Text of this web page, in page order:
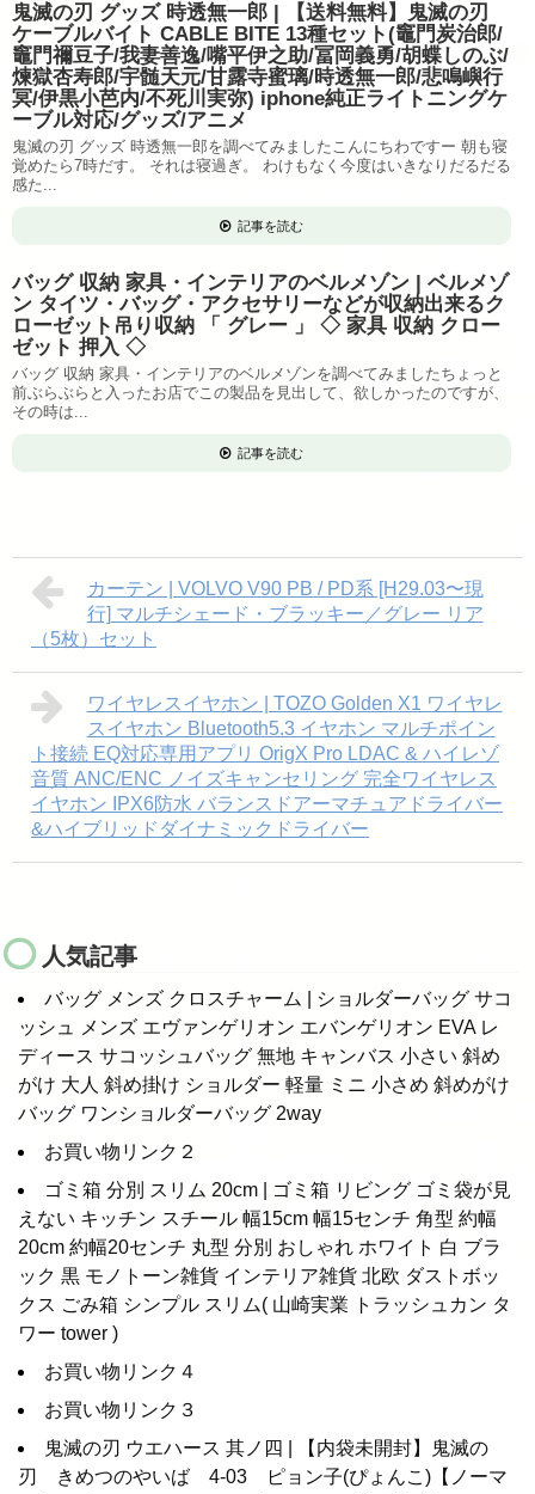
鬼滅の刃 グッズ 時透無一郎 | 【送料無料】鬼滅の刃
ケーブルバイト CABLE BITE 13種セット(竈門炭治郎/
竈門禰豆子/我妻善逸/嘴平伊之助/冨岡義勇/胡蝶しのぶ/
煉獄杏寿郎/宇髄天元/甘露寺蜜璃/時透無一郎/悲鳴嶼行
冥/伊黒小芭内/不死川実弥) iphone純正ライトニングケ
ーブル対応/グッズ/アニメ
鬼滅の刃 グッズ 時透無一郎を調べてみましたこんにちわですー 朝も寝
覚めたら7時だす。 それは寝過ぎ。 わけもなく今度はいきなりだるだる
感た...
記事を読む
バッグ 収納 家具・インテリアのベルメゾン | ベルメゾ
ン タイツ・バッグ・アクセサリーなどが収納出来るク
ローゼット吊り収納 「 グレー 」 ◇ 家具 収納 クロー
ゼット 押入 ◇
バッグ 収納 家具・インテリアのベルメゾンを調べてみましたちょっと
前ぶらぶらと入ったお店でこの製品を見出して、欲しかったのですが、
その時は...
記事を読む
カーテン | VOLVO V90 PB / PD系 [H29.03〜現
行] マルチシェード・ブラッキー／グレー リア
（5枚）セット
ワイヤレスイヤホン | TOZO Golden X1 ワイヤレ
スイヤホン Bluetooth5.3 イヤホン マルチポイン
ト接続 EQ対応専用アプリ OrigX Pro LDAC & ハイレゾ
音質 ANC/ENC ノイズキャンセリング 完全ワイヤレス
イヤホン IPX6防水 バランスドアーマチュアドライバー
&ハイブリッドダイナミックドライバー
人気記事
バッグ メンズ クロスチャーム | ショルダーバッグ サコ
ッシュ メンズ エヴァンゲリオン エバンゲリオン EVA レ
ディース サコッシュバッグ 無地 キャンバス 小さい 斜め
がけ 大人 斜め掛け ショルダー 軽量 ミニ 小さめ 斜めがけ
バッグ ワンショルダーバッグ 2way
お買い物リンク２
ゴミ箱 分別 スリム 20cm | ゴミ箱 リビング ゴミ袋が見
えない キッチン スチール 幅15cm 幅15センチ 角型 約幅
20cm 約幅20センチ 丸型 分別 おしゃれ ホワイト 白 ブラ
ック 黒 モノトーン雑貨 インテリア雑貨 北欧 ダストボッ
クス ごみ箱 シンプル スリム( 山崎実業 トラッシュカン タ
ワー tower )
お買い物リンク４
お買い物リンク３
鬼滅の刃 ウエハース 其ノ四 | 【内袋未開封】鬼滅の
刃 きめつのやいば 4-03 ピョン子(ぴょんこ)【ノーマ